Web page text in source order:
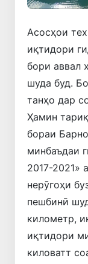
Асосҳои
иқтидори
бори аввал
шуда буд.
танҳо дар
Ҳамин
бораи
минбаъдаи
2017-2021»
нерӯгоҳи
пешбинӣ
километр,
иқтидори
киловатт